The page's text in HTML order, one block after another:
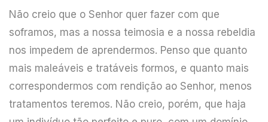
Não creio que o Senhor quer fazer com que
soframos, mas a nossa teimosia e a nossa rebeldia
nos impedem de aprendermos. Penso que quanto
mais maleáveis e tratáveis formos, e quanto mais
correspondermos com rendição ao Senhor, menos
tratamentos teremos. Não creio, porém, que haja